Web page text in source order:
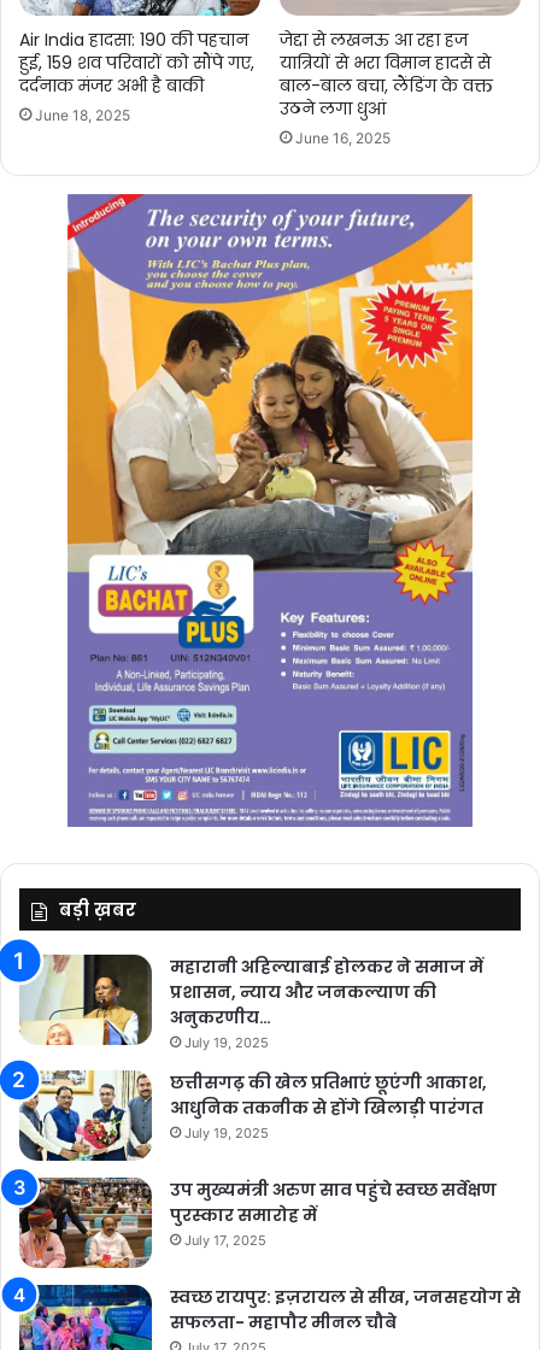
Air India हादसा: 190 की पहचान
हुई, 159 शव परिवारों को सौंपे गए,
दर्दनाक मंजर अभी है बाकी
June 18, 2025
जेद्दा से लखनऊ आ रहा हज
यात्रियों से भरा विमान हादसे से
बाल-बाल बचा, लैंडिंग के वक्त
उठने लगा धुआं
June 16, 2025
बड़ी ख़बर
महारानी अहिल्याबाई होलकर ने समाज में
प्रशासन, न्याय और जनकल्याण की
अनुकरणीय…
July 19, 2025
छत्तीसगढ़ की खेल प्रतिभाएं छूएंगी आकाश,
आधुनिक तकनीक से होंगे खिलाड़ी पारंगत
July 19, 2025
उप मुख्यमंत्री अरुण साव पहुंचे स्वच्छ सर्वेक्षण
पुरस्कार समारोह में
July 17, 2025
स्वच्छ रायपुर: इज़रायल से सीख, जनसहयोग से
सफलता- महापौर मीनल चौबे